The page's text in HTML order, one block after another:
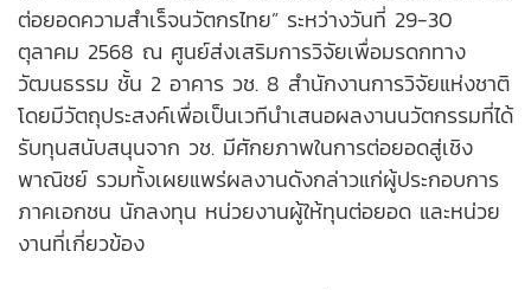
ต่อยอดความสำเร็จนวัตกรไทย” ระหว่างวันที่ 29-30
ตุลาคม 2568 ณ ศูนย์ส่งเสริมการวิจัยเพื่อมรดกทาง
วัฒนธรรม ชั้น 2 อาคาร วช. 8 สำนักงานการวิจัยแห่งชาติ
โดยมีวัตถุประสงค์เพื่อเป็นเวทีนำเสนอผลงานนวัตกรรมที่ได้
รับทุนสนับสนุนจาก วช. มีศักยภาพในการต่อยอดสู่เชิง
พาณิชย์ รวมทั้งเผยแพร่ผลงานดังกล่าวแก่ผู้ประกอบการ
ภาคเอกชน นักลงทุน หน่วยงานผู้ให้ทุนต่อยอด และหน่วย
งานที่เกี่ยวข้อง